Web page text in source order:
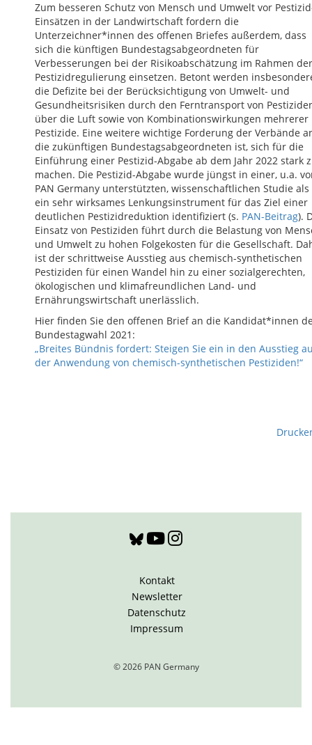
Zum besseren Schutz von Mensch und Umwelt vor
Einsätzen in der Landwirtschaft fordern die
Unterzeichner*innen des offenen Briefes außerdem, dass
sich die künftigen Bundestagsabgeordneten für
Verbesserungen bei der Risikoabschätzung im Rahmen der
Pestizidregulierung einsetzen. Betont werden
die Defizite bei der Berücksichtigung von Umwelt- und
Gesundheitsrisiken durch den Ferntransport von
über die Luft sowie von Kombinationswirkungen mehrerer
Pestizide. Eine weitere wichtige Forderung der Verbände
die zukünftigen Bundestagsabgeordneten ist, sich für die
Einführung einer Pestizid-Abgabe ab dem Jahr 2022 stark
machen. Die Pestizid-Abgabe wurde jüngst in einer, u.a.
PAN Germany unterstützten, wissenschaftlichen Studie als
ein sehr wirksames Lenkungsinstrument für das Ziel einer
deutlichen Pestizidreduktion identifiziert (s. PAN-Beitrag).
Einsatz von Pestiziden führt durch die Belastung von
und Umwelt zu hohen Folgekosten für die Gesellschaft.
ist der schrittweise Ausstieg aus chemisch-synthetischen
Pestiziden für einen Wandel hin zu einer sozialgerechten,
ökologischen und klimafreundlichen Land- und
Ernährungswirtschaft unerlässlich.
Hier finden Sie den offenen Brief an die Kandidat*innen
Bundestagwahl 2021:
„Breites Bündnis fordert: Steigen Sie ein in den Ausstieg
der Anwendung von chemisch-synthetischen Pestiziden!“
Kontakt
Newsletter
Datenschutz
Impressum
© 2026 PAN Germany